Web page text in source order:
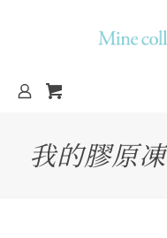
我的膠原凍